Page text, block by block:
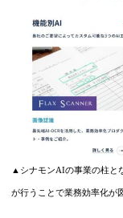
▲シナモンAIの事業の柱と
が行うことで業務効率化が